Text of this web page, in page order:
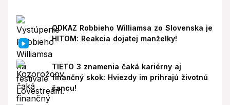
ODKAZ Robbieho Williamsa zo Slovenska je
HITOM: Reakcia dojatej manželky!
TIETO 3 znamenia čaká kariérny aj
finančný skok: Hviezdy im prihrajú životnú
šancu!